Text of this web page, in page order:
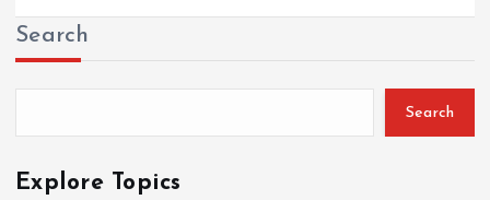
Search
Search
Explore Topics